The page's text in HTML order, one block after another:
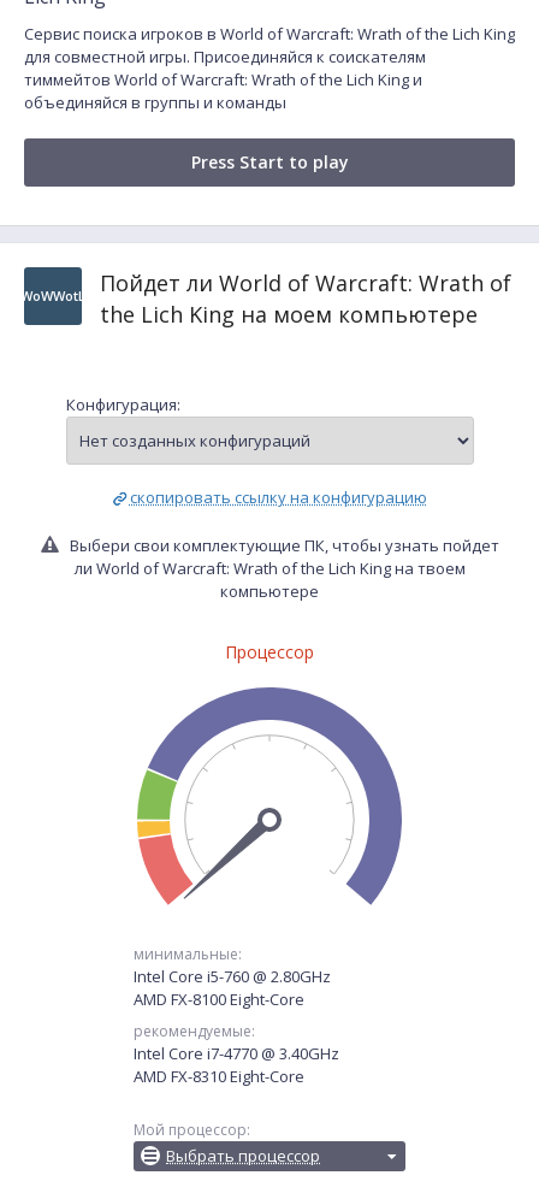
Сервис поиска игроков в World of Warcraft: Wrath of the Lich King
для совместной игры. Присоединяйся к соискателям
тиммейтов World of Warcraft: Wrath of the Lich King и
объединяйся в группы и команды
Press Start to play
WoWWotL
Пойдет ли World of Warcraft: Wrath of
the Lich King на моем компьютере
Конфигурация:
скопировать ссылку на конфигурацию
Выбери свои комплектующие ПК, чтобы узнать пойдет
ли World of Warcraft: Wrath of the Lich King на твоем
компьютере
Процессор
минимальные:
Intel Core i5-760 @ 2.80GHz
AMD FX-8100 Eight-Core
рекомендуемые:
Intel Core i7-4770 @ 3.40GHz
AMD FX-8310 Eight-Core
Мой процессор:
Выбрать процессор